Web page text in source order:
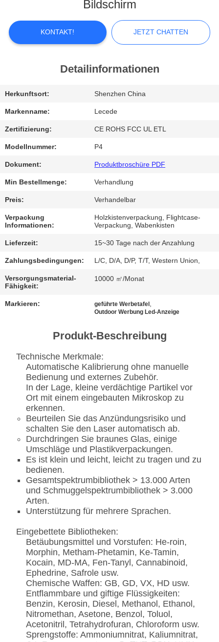
FABRIK-
AUSFLUG
QUALITÄTSKONTROLLE
TRETEN
SIE
MIT
UNS
IN
VERBINDUNG
FÄLLE
JETZT
CHATTEN
DATENSCHUTZRICHTLINIE
Bildschirm
KONTAKT! JETZT CHATTEN
Detailinformationen
Herkunftsort: Shenzhen China
Markenname: Lecede
Zertifizierung: CE ROHS FCC UL ETL
Modellnummer: P4
Dokument: Produktbroschüre PDF
Min Bestellmenge: Verhandlung
Preis: Verhandelbar
Verpackung
Informationen:
Holzkistenverpackung, Flightcase-
Verpackung, Wabenkisten
Lieferzeit: 15~30 Tage nach der Anzahlung
Zahlungsbedingungen: L/C, D/A, D/P, T/T, Western Union,
Versorgungsmaterial-
Fähigkeit:
10000 ㎡/Monat
Markieren: geführte Werbetafel
Outdoor Werbung Led-Anzeige
Produkt-Beschreibung
Technische Merkmale:
Automatische Kalibrierung ohne manuelle
Bedienung und externes Zubehör.
In der Lage, kleine verdächtige Partikel vor
Ort mit einem eingebauten Mikroskop zu
erkennen.
Beurteilen Sie das Anzündungsrisiko und
schalten Sie den Laser automatisch ab.
Durchdringen Sie braunes Glas, einige
Umschläge und Plastikverpackungen.
Es ist klein und leicht, leicht zu tragen und zu
bedienen.
Gesamtspektrumbibliothek > 13.000 Arten
und Schmuggelspektrumbibliothek > 3.000
Arten.
Unterstützung für mehrere Sprachen.
Eingebettete Bibliotheken:
Betäubungsmittel und Vorstufen: He-roin,
Morphin, Metham-Phetamin, Ke-Tamin,
Kocain, MD-MA, Fen-Tanyl, Cannabinoid,
Ephedrine, Safrole usw.
Chemische Waffen: GB, GD, VX, HD usw.
Entflammbare und giftige Flüssigkeiten:
Benzin, Kerosin, Diesel, Methanol, Ethanol,
Nitromethan, Asetone, Benzol, Toluol,
Acetonitril, Tetrahydrofuran, Chloroform usw.
Sprengstoffe: Ammoniumnitrat, Kaliumnitrat,